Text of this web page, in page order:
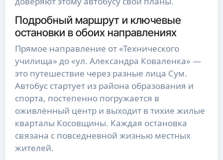
Подробный маршрут и ключевые
остановки в обоих направлениях
Прямое направление от «Технического
училища» до «ул. Александра Коваленка» —
это путешествие через разные лица Сум.
Автобус стартует из района образования и
спорта, постепенно погружается в
оживлённый центр и выходит в тихие жилые
кварталы Косовщины. Каждая остановка
связана с повседневной жизнью местных
жителей.